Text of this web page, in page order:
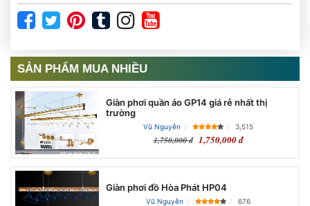
SẢN PHẨM MUA NHIỀU
Giàn phơi quần áo GP14 giá rẻ nhất thị
trường
Vũ Nguyễn 3,515
1,750,000 đ 1,750,000 đ
Giàn phơi đồ Hòa Phát HP04
Vũ Nguyễn 676